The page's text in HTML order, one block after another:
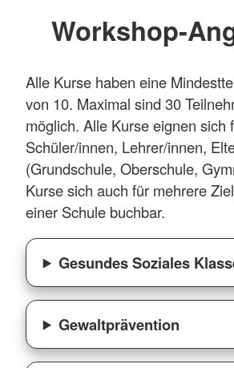
Workshop-
Alle Kurse haben eine
von 10. Maximal sind 30
möglich. Alle Kurse eignen sich
Schüler/innen, Lehrer/innen,
(Grundschule, Oberschule,
Kurse sich auch für mehrere
einer Schule buchbar.
Gesundes Soziales
Gewaltprävention